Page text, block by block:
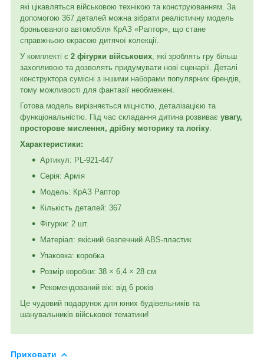
які цікавляться військовою технікою та конструюванням. За
допомогою 367 деталей можна зібрати реалістичну модель
броньованого автомобіля КрАЗ «Раптор», що стане
справжньою окрасою дитячої колекції.
У комплекті є 2 фігурки військових , які зроблять гру більш
захопливою та дозволять придумувати нові сценарії. Деталі
конструктора сумісні з іншими наборами популярних брендів,
тому можливості для фантазії необмежені.
Готова модель вирізняється міцністю, деталізацією та
функціональністю. Під час складання дитина розвиває увагу,
просторове мислення, дрібну моторику та логіку
Характеристики:
Артикул: PL-921-447
Серія: Армія
Модель: КрАЗ Раптор
Кількість деталей: 367
Фігурки: 2 шт.
Матеріал: якісний безпечний ABS-пластик
Упаковка: коробка
Розмір коробки: 38 × 6,4 × 28 см
Рекомендований вік: від 6 років
Це чудовий подарунок для юних будівельників та
шанувальників військової тематики!
Приховати